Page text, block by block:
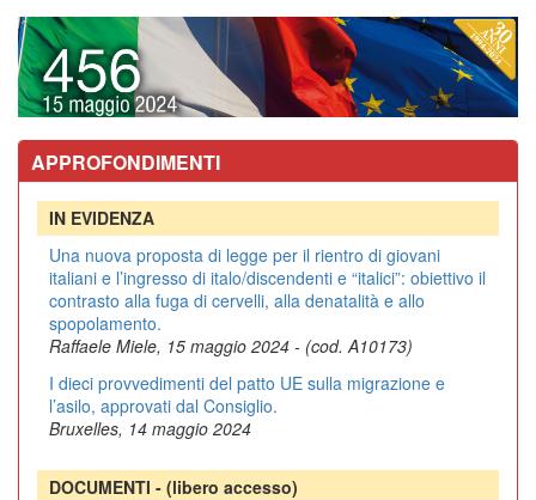
APPROFONDIMENTI
IN EVIDENZA
Una nuova proposta di legge per il rientro di giovani
italiani e l’ingresso di italo/discendenti e “italici”: obiettivo il
contrasto alla fuga di cervelli, alla denatalità e allo
spopolamento.
Raffaele Miele, 15 maggio 2024 - (cod. A10173)
I dieci provvedimenti del patto UE sulla migrazione e
l’asilo, approvati dal Consiglio.
Bruxelles, 14 maggio 2024
DOCUMENTI - (libero accesso)